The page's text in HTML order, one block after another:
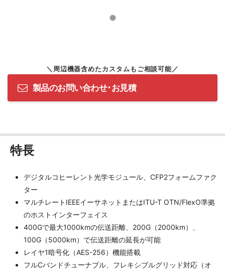
製品のお問い合わせ･お見積
特長
デジタルコヒーレント光学モジュール、CFP2フォームファク
ター
マルチレートIEEEイーサネットまたはITU-T OTN/FlexO準拠
のホストインターフェイス
400Gで最大1000kmの伝送距離、200G（2000km）、
100G（5000km）で伝送距離の延長が可能
レイヤ1暗号化（AES-256）機能搭載
フルCバンドチューナブル、フレキシブルグリッド対応（オ